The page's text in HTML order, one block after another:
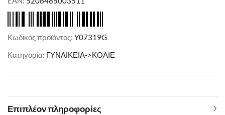
Κωδικός προϊόντος: Y07319G
Κατηγορία: ΓΥΝΑΙΚΕΙΑ->ΚΟΛΙΕ
Επιπλέον πληροφορίες